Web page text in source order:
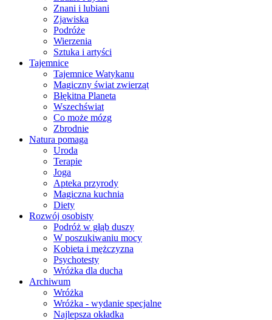
Znani i lubiani
Zjawiska
Podróże
Wierzenia
Sztuka i artyści
Tajemnice
Tajemnice Watykanu
Magiczny świat zwierząt
Błękitna Planeta
Wszechświat
Co może mózg
Zbrodnie
Natura pomaga
Uroda
Terapie
Joga
Apteka przyrody
Magiczna kuchnia
Diety
Rozwój osobisty
Podróż w głąb duszy
W poszukiwaniu mocy
Kobieta i mężczyzna
Psychotesty
Wróżka dla ducha
Archiwum
Wróżka
Wróżka - wydanie specjalne
Najlepsza okładka